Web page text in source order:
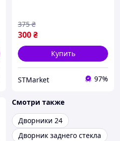
300₴
375 ₴
Купить
STMarket 97%
Смотри также
Дворники 24
Дворник заднего стекла